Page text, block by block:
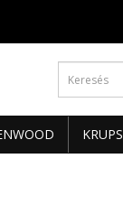
KRUPS